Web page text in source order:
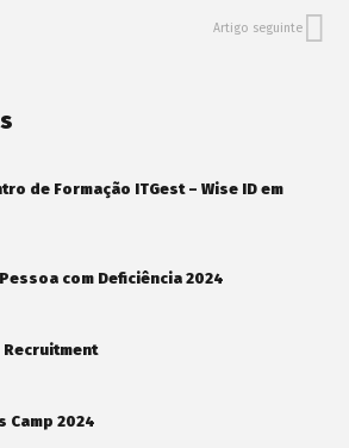
Artigo seguinte
de Formação ITGest – Wise ID em
com Deficiência 2024
Recruitment
Camp 2024